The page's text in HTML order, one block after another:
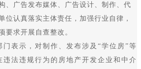
、广告发布媒体、广告设计、制作、代
位认真落实主体责任，加强行业自律，
要求开展自查整改。
表示，对制作、发布涉及“学位房”等
违法违规行为的房地产开发企业和中介